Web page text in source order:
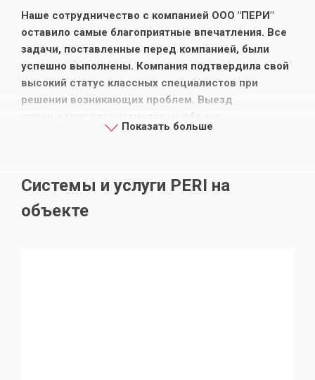
Наше сотрудничество с компанией ООО "ПЕРИ"
оставило самые благоприятные впечатления. Все
задачи, поставленные перед компанией, были
успешно выполнены. Компания подтвердила свой
высокий статус классных специалистов при
решении возникающих проблем. Выезд
осуществлялся регулярно и быстро. Мы надеемся
рекомендовать компанию как надежного
партнера.
Показать больше
Системы и услуги PERI на
объекте